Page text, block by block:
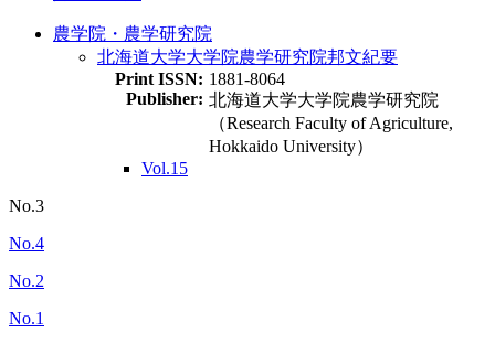
農学院・農学研究院
北海道大学大学院農学研究院邦文紀要
Print ISSN: 1881-8064
Publisher: 北海道大学大学院農学研究院
（Research Faculty of Agriculture,
Hokkaido University）
Vol.15
No.3
No.4
No.2
No.1